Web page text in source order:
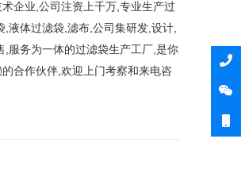
术企业,公司注资上千万,专业生产过
,液体过滤袋,滤布,公司集研发,设计,
,服务为一体的过滤袋生产工厂,是你
合作伙伴,欢迎上门考察和来电咨